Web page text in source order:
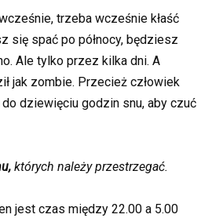
trzeba wcześnie kłaść
się spać po północy, będziesz
Ale tylko przez kilka dni. A
jak zombie. Przecież człowiek
dziewięciu godzin snu, aby czuć
których należy przestrzegać.
jest czas między 22.00 a 5.00